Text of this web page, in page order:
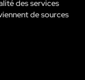
des services
de sources